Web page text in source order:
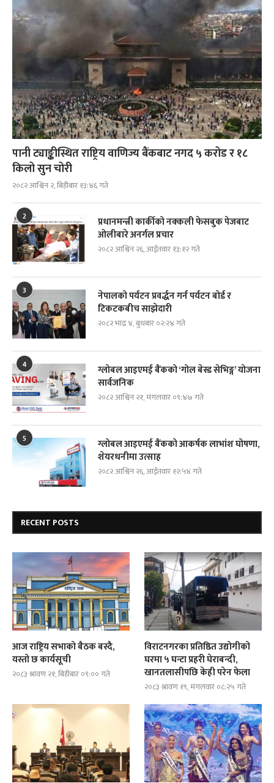
पानी ट्याङ्कीस्थित राष्ट्रिय वाणिज्य बैंकबाट नगद ५ करोड र १८
किलो सुन चोरी
२०८२ आश्विन २, बिहीबार १३:४६ गते
2
प्रधानमन्त्री कार्कीको नक्कली फेसबुक पेजबाट
ओलीबारे अनर्गल प्रचार
२०८२ आश्विन २६, आईतवार १३:१२ गते
3
नेपालको पर्यटन प्रवर्द्धन गर्न पर्यटन बोर्ड र
टिकटकबीच साझेदारी
२०८२ भाद्र ४, बुधबार ०२:२४ गते
4
ग्लोबल आइएमई बैंकको ‘गोल बेस्ड सेभिङ्ग’ योजना
सार्वजनिक
२०८२ आश्विन २१, मंगलवार ०९:४७ गते
5
ग्लोबल आइएमई बैंकको आकर्षक लाभांश घोषणा,
शेयरधनीमा उत्साह
२०८२ आश्विन २६, आईतवार १२:५४ गते
RECENT POSTS
आज राष्ट्रिय सभाको बैठक बस्दै,
यस्तो छ कार्यसूची
२०८३ श्रावण २१, बिहीबार ०९:०० गते
विराटनगरका प्रतिष्ठित उद्योगीको
घरमा ५ घन्टा प्रहरी घेराबन्दी,
खानतलासीपछि केही परेन फेला
२०८३ श्रावण १९, मंगलवार ०८:२५ गते